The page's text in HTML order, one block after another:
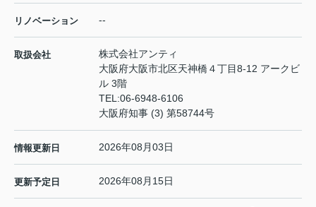
リノベーション --
取扱会社
株式会社アンティ
大阪府大阪市北区天神橋４丁目8-12 アークビ
ル 3階
TEL:06-6948-6106
大阪府知事 (3) 第58744号
情報更新日 2026年08月03日
更新予定日 2026年08月15日